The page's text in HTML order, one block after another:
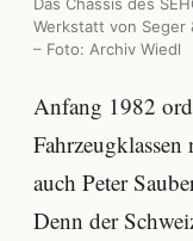
Das Chassis des
Werkstatt von Seger
– Foto: Archiv Wiedl
Anfang 1982
auch Peter
Denn der